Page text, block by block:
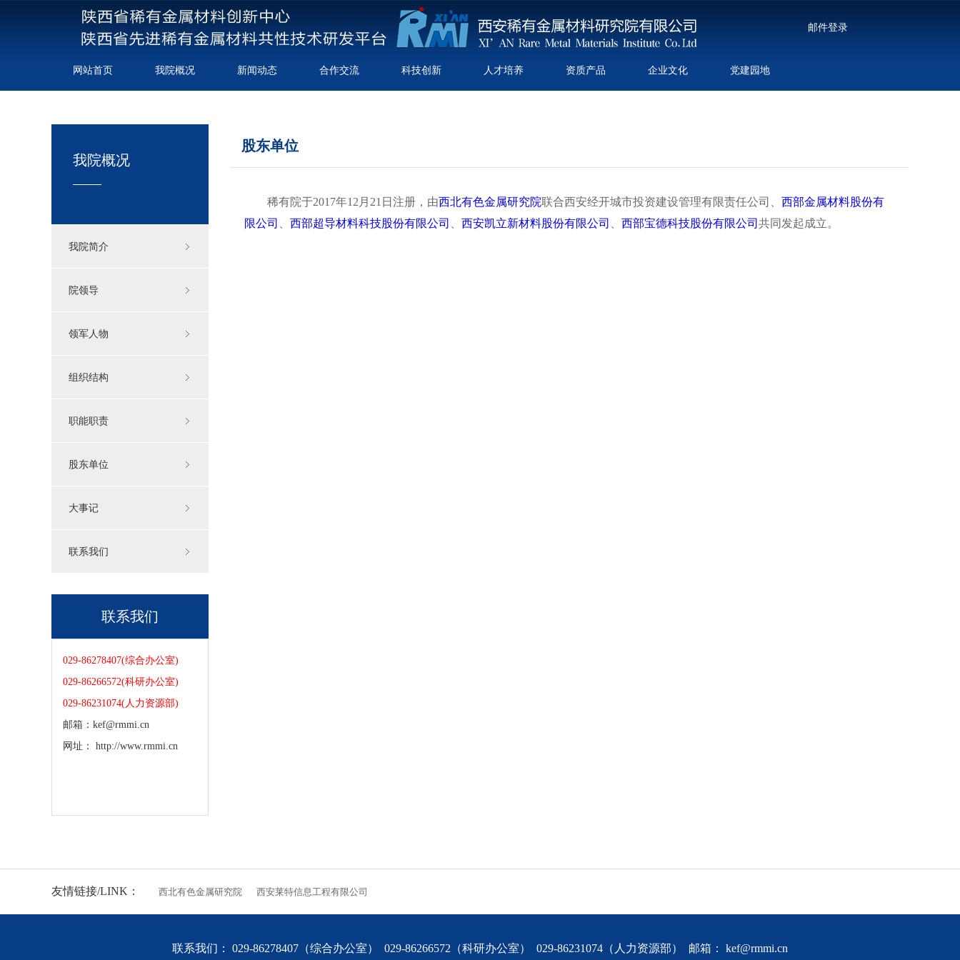
邮件登录
网站首页 我院概况 新闻动态 合作交流 科技创新 人才培养 资质产品 企业文化 党建园地
我院概况
我院简介
院领导
领军人物
组织结构
职能职责
股东单位
大事记
联系我们
联系我们
029-86278407(综合办公室)
029-86266572(科研办公室)
029-86231074(人力资源部)
邮箱：kef@rmmi.cn
网址： http://www.rmmi.cn
股东单位
稀有院于2017年12月21日注册，由西北有色金属研究院联合西安经开城市投资建设管理有限责任公司、 西部金属材料股份有
限公司
西部超导材料科技股份有限公司 西安凯立新材料股份有限公司 西部宝德科技股份有限公司 共同发起成立。
友情链接/LINK： 西北有色金属研究院 西安莱特信息工程有限公司
联系我们： 029-86278407（综合办公室） 029-86266572（科研办公室） 029-86231074（人力资源部） 邮箱： kef@rmmi.cn